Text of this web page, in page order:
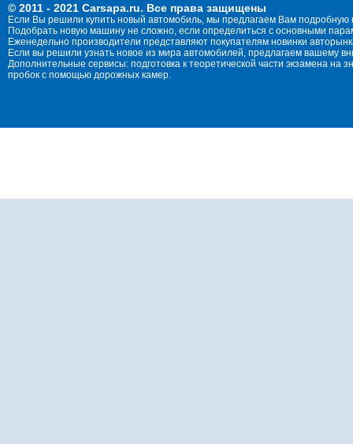
© 2011 - 2021 Carsapa.ru. Все права защищены
Если Вы решили купить новый автомобиль, мы предлагаем Вам
Подобрать новую машину не сложно, если определиться с основными
Еженедельно производители представляют покупателям новинки
Если вы решили узнать новое из мира автомобилей, предлагаем вашему
Дополнительные сервисы: подготовка к теоретической части экзамена
пробок с помощью дорожных камер.